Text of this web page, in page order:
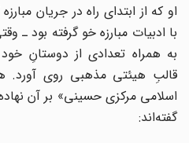
او که از ابتدای راه در جریان
به همراه تعدادی از دوستانِ خود
قالبِ هیئتی مذهبی روی آورد.
اسلامی مرکزی حسینی» بر آن نهاده
گفته‌اند: